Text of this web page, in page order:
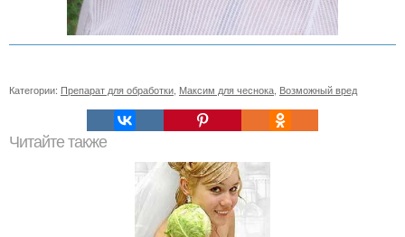
Категории: Препарат для обработки Максим для чеснока Возможный вред
Читайте также